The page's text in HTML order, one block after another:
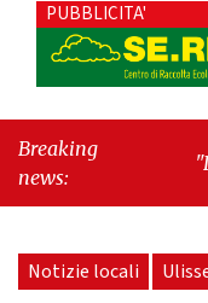
PUBBLICITA'
Breaking
news:
"Lodi
Notizie locali